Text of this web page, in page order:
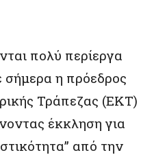
πολύ περίεργα
η πρόεδρος
Τράπεζας (ΕΚΤ)
έκκληση για
από την